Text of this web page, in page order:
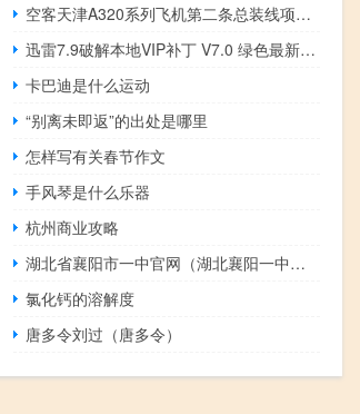
空客天津A320系列飞机第二条总装线项目开工
迅雷7.9破解本地VIP补丁 V7.0 绿色最新版（迅雷7.9破解本地VIP补丁 V7.0 绿色最新版功能简介）
卡巴迪是什么运动
“别离未即返”的出处是哪里
怎样写有关春节作文
手风琴是什么乐器
杭州商业攻略
湖北省襄阳市一中官网（湖北襄阳一中官网）
氯化钙的溶解度
唐多令刘过（唐多令）